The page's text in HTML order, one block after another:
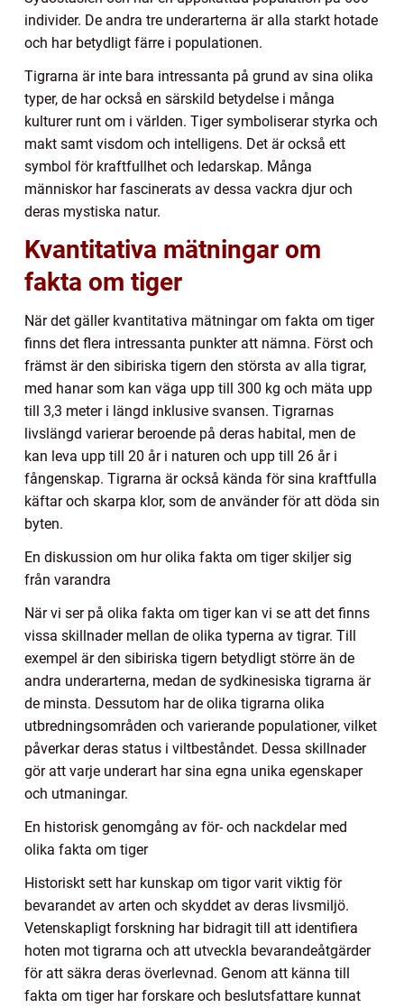
individer. De andra tre underarterna är alla starkt hotade
och har betydligt färre i populationen.
Tigrarna är inte bara intressanta på grund av sina olika
typer, de har också en särskild betydelse i många
kulturer runt om i världen. Tiger symboliserar styrka och
makt samt visdom och intelligens. Det är också ett
symbol för kraftfullhet och ledarskap. Många
människor har fascinerats av dessa vackra djur och
deras mystiska natur.
Kvantitativa mätningar om
fakta om tiger
När det gäller kvantitativa mätningar om fakta om tiger
finns det flera intressanta punkter att nämna. Först och
främst är den sibiriska tigern den största av alla tigrar,
med hanar som kan väga upp till 300 kg och mäta upp
till 3,3 meter i längd inklusive svansen. Tigrarnas
livslängd varierar beroende på deras habital, men de
kan leva upp till 20 år i naturen och upp till 26 år i
fångenskap. Tigrarna är också kända för sina kraftfulla
käftar och skarpa klor, som de använder för att döda sin
byten.
En diskussion om hur olika fakta om tiger skiljer sig
från varandra
När vi ser på olika fakta om tiger kan vi se att det finns
vissa skillnader mellan de olika typerna av tigrar. Till
exempel är den sibiriska tigern betydligt större än de
andra underarterna, medan de sydkinesiska tigrarna är
de minsta. Dessutom har de olika tigrarna olika
utbredningsområden och varierande populationer, vilket
påverkar deras status i viltbeståndet. Dessa skillnader
gör att varje underart har sina egna unika egenskaper
och utmaningar.
En historisk genomgång av för- och nackdelar med
olika fakta om tiger
Historiskt sett har kunskap om tigor varit viktig för
bevarandet av arten och skyddet av deras livsmiljö.
Vetenskapligt forskning har bidragit till att identifiera
hoten mot tigrarna och att utveckla bevarandeåtgärder
för att säkra deras överlevnad. Genom att känna till
fakta om tiger har forskare och beslutsfattare kunnat